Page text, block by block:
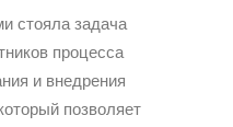
стояла задача
процесса
и внедрения
позволяет